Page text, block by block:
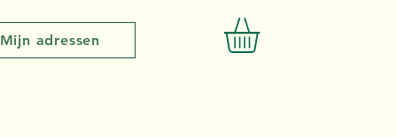
Mijn adressen